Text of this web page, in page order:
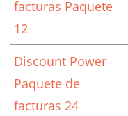
facturas Paquete
12
Discount Power -
Paquete de
facturas 24